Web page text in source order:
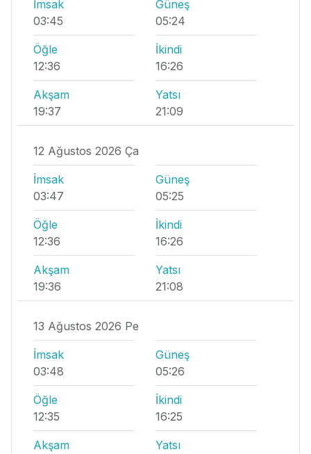
İmsak
03:45
Güneş
05:24
Öğle
12:36
İkindi
16:26
Akşam
19:37
Yatsı
21:09
12 Ağustos 2026 Ça
İmsak
03:47
Güneş
05:25
Öğle
12:36
İkindi
16:26
Akşam
19:36
Yatsı
21:08
13 Ağustos 2026 Pe
İmsak
03:48
Güneş
05:26
Öğle
12:35
İkindi
16:25
Akşam
Yatsı